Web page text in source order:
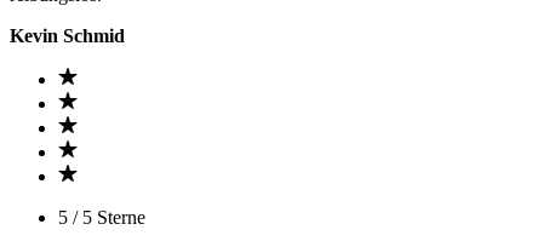
Kevin Schmid
5 / 5 Sterne